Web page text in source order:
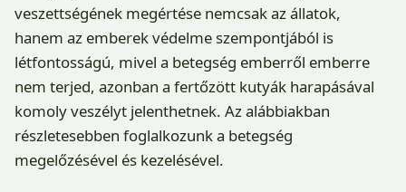
veszettségének megértése nemcsak az állatok,
hanem az emberek védelme szempontjából is
létfontosságú, mivel a betegség emberről emberre
nem terjed, azonban a fertőzött kutyák harapásával
komoly veszélyt jelenthetnek. Az alábbiakban
részletesebben foglalkozunk a betegség
megelőzésével és kezelésével.